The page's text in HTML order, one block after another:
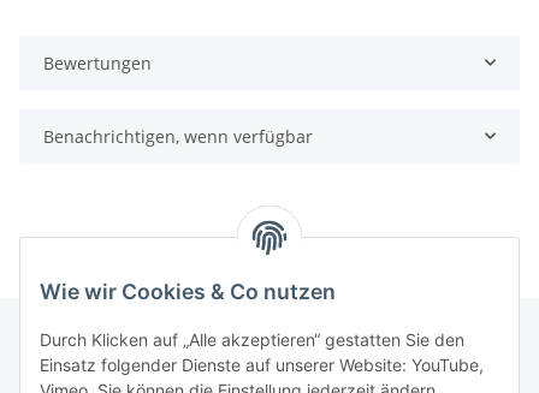
Wie wir Cookies & Co nutzen
Durch Klicken auf „Alle akzeptieren“ gestatten Sie den
Einsatz folgender Dienste auf unserer Website: YouTube,
Bewertungen
Benachrichtigen, wenn verfügbar
Informationen